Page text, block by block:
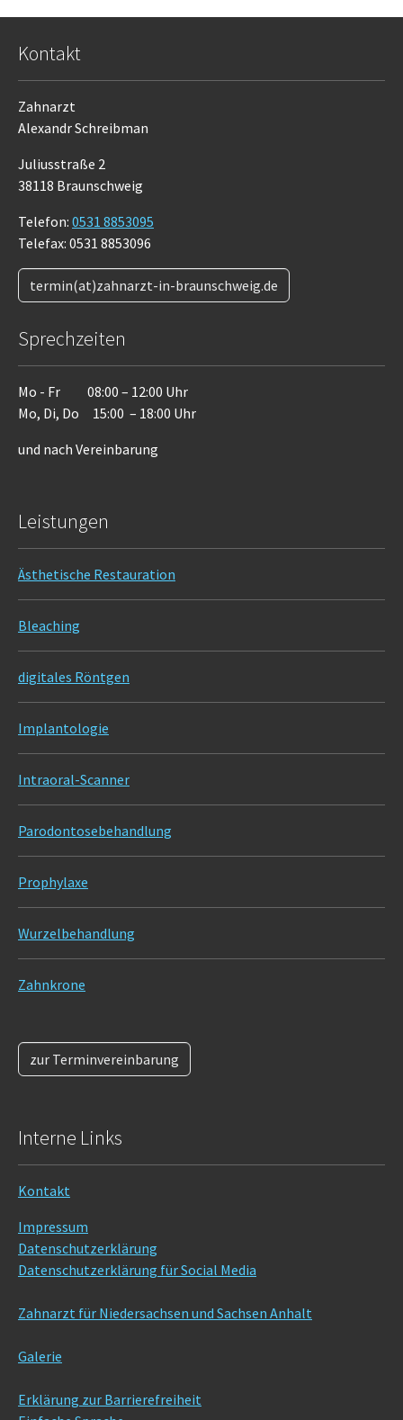
Kontakt
Zahnarzt
Alexandr Schreibman
Juliusstraße 2
38118 Braunschweig
Telefon: 0531 8853095
Telefax: 0531 8853096
termin(at)zahnarzt-in-braunschweig.de
Sprechzeiten
Mo - Fr 08:00 – 12:00 Uhr
Mo, Di, Do 15:00 – 18:00 Uhr
und nach Vereinbarung
Leistungen
Ästhetische Restauration
Bleaching
digitales Röntgen
Implantologie
Intraoral-Scanner
Parodontosebehandlung
Prophylaxe
Wurzelbehandlung
Zahnkrone
zur Terminvereinbarung
Interne Links
Kontakt
Impressum
Datenschutzerklärung
Datenschutzerklärung für Social Media
Zahnarzt für Niedersachsen und Sachsen Anhalt
Galerie
Erklärung zur Barrierefreiheit